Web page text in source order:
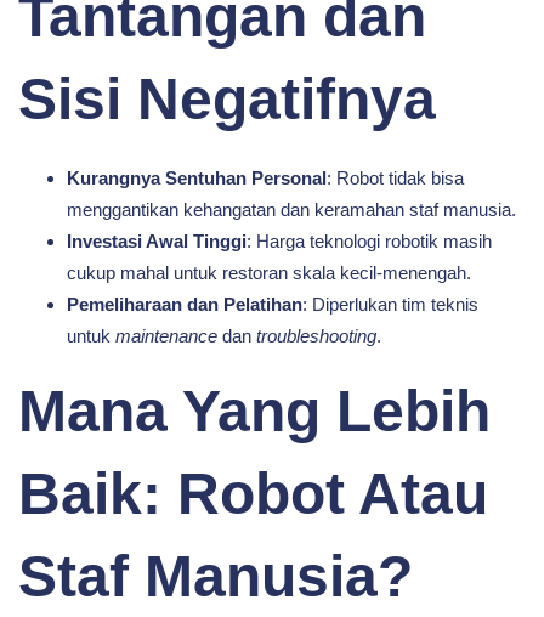
Tantangan dan
Sisi Negatifnya
Kurangnya Sentuhan Personal: Robot tidak bisa
menggantikan kehangatan dan keramahan staf manusia.
Investasi Awal Tinggi: Harga teknologi robotik masih
cukup mahal untuk restoran skala kecil-menengah.
Pemeliharaan dan Pelatihan: Diperlukan tim teknis
untuk maintenance dan troubleshooting.
Mana Yang Lebih
Baik: Robot Atau
Staf Manusia?